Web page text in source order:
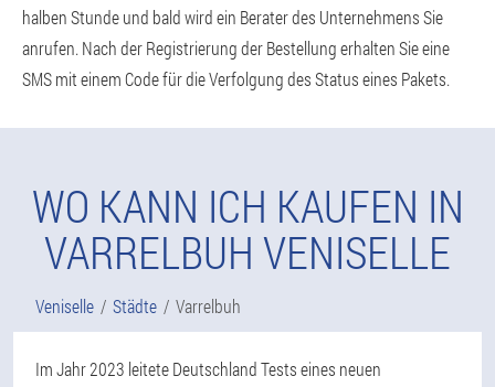
halben Stunde und bald wird ein Berater des Unternehmens Sie
anrufen. Nach der Registrierung der Bestellung erhalten Sie eine
SMS mit einem Code für die Verfolgung des Status eines Pakets.
WO KANN ICH KAUFEN IN
VARRELBUH VENISELLE
Veniselle Städte Varrelbuh
Im Jahr 2023 leitete Deutschland Tests eines neuen